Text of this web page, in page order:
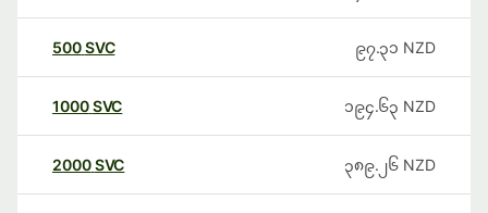
500SVC ၉၇.၃၁ NZD
1000SVC ၁၉၄.၆၃ NZD
2000SVC ၃၈၉.၂၆ NZD